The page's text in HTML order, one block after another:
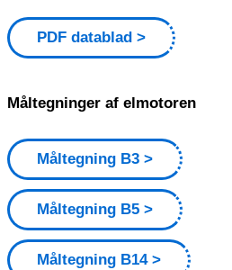
PDF datablad
Måltegninger af elmotoren
Måltegning B3
Måltegning B5
Måltegning B14